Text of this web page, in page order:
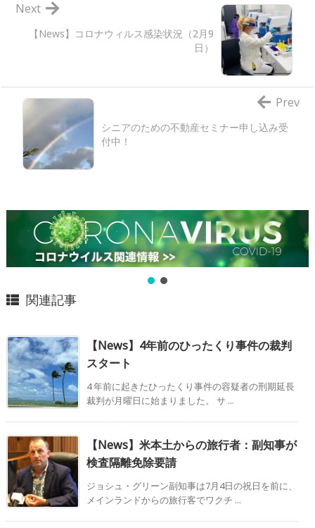
【News】コロナウィルス感染状況（2月9
日）
Next
シニアのための不動産セミナー申し込み受
付中！
Prev
関連記事
【News】4年前のひったくり事件の裁判
スタート
4 年前に起きたひったくり事件の容疑者の刑期延⻑
裁判が月曜日に始まりました。 サ ...
【News】米本土からの旅行者：副知事が
検査隔離免除要請
ジョシュ・グリーン副知事は7月4日の祝日を前に、
メインランドからの旅行客でワクチ ...